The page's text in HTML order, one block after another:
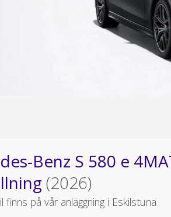
Benz S 580 e
(2026)
finns på vår anläggning i Eskilstuna